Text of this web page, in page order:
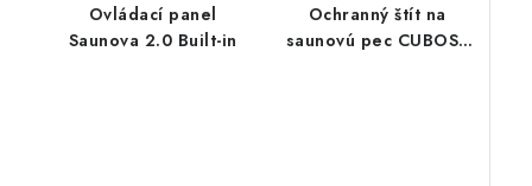
Ovládací panel
Saunova 2.0 Built-in
Ochranný štít na
saunovú pec CUBOS -